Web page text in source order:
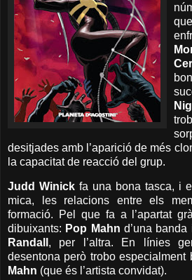
desitjades amb l’aparició de més
la capacitat de reacció del grup.
Judd Winick fa una bona tasca, i
mica, les relacions entre els
formació. Pel que fa a l’apartat
dibuixants: Pop Mahn d’una banda
Randall , per l’altra. En línies
desentona però trobo especialment
Mahn (que és l’artista convidat).